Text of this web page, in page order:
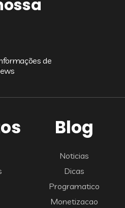
de
Blog
Noticias
Dicas
Programatico
Monetizacao